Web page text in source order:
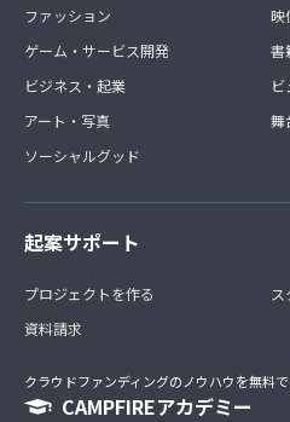
ファッション
ゲーム・サービス開発
ビジネス・起業
アート・写真
ソーシャルグッド
映
書
舞
起案サポート
プロジェクトを作る
資料請求
クラウドファンディングのノウハウを無料
CAMPFIREアカデミー